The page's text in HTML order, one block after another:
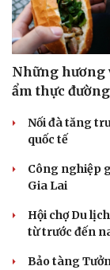
Sân khấu - Điện
Văn học
Âm nhạc
Di sản
Những hương
ẩm thực
Nối đà tăng
quốc tế
Công nghiệp
Gia Lai
Hội chợ Du
từ trước đến
Bảo tàng